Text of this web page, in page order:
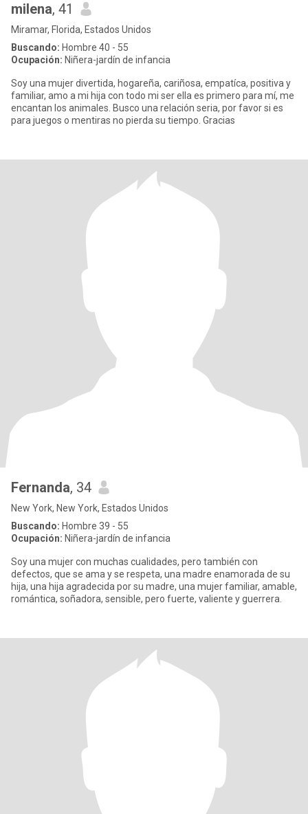
milena, 41
Miramar, Florida, Estados Unidos
Buscando: Hombre 40 - 55
Ocupación: Niñera-jardín de infancia
Soy una mujer divertida, hogareña, cariñosa, empatíca, positiva y
familiar, amo a mi hija con todo mi ser ella es primero para mí, me
encantan los animales. Busco una relación seria, por favor si es
para juegos o mentiras no pierda su tiempo. Gracias
Fernanda, 34
New York, New York, Estados Unidos
Buscando: Hombre 39 - 55
Ocupación: Niñera-jardín de infancia
Soy una mujer con muchas cualidades, pero también con
defectos, que se ama y se respeta, una madre enamorada de su
hija, una hija agradecida por su madre, una mujer familiar, amable,
romántica, soñadora, sensible, pero fuerte, valiente y guerrera.